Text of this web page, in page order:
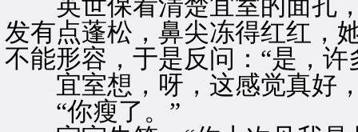
英世保看清楚宜室的面孔，
发有点蓬松，鼻尖冻得红红，
不能形容，于是反问：“是，
宜室想，呀，这感觉真好，
“你瘦了。”